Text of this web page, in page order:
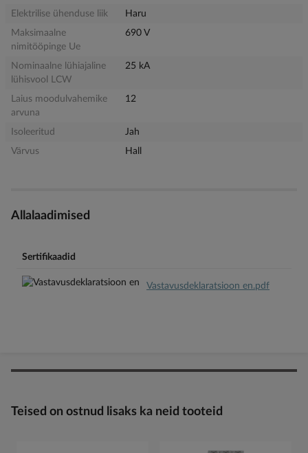
Elektrilise ühenduse liik
Haru
Maksimaalne
nimitööpinge Ue
690 V
Nominaalne lühiajaline
lühisvool LCW
25 kA
Laius moodulvahemike
arvuna
12
Isoleeritud
Jah
Värvus
Hall
Allalaadimised
Sertifikaadid
Vastavusdeklaratsioon en.pdf
Teised on ostnud lisaks ka neid tooteid